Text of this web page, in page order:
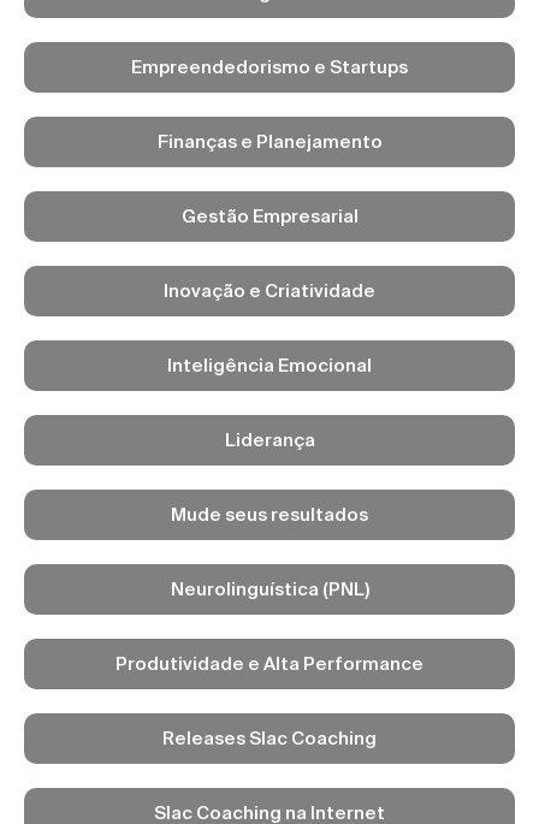
Empreendedorismo e Startups
Finanças e Planejamento
Gestão Empresarial
Inovação e Criatividade
Inteligência Emocional
Liderança
Mude seus resultados
Neurolinguística (PNL)
Produtividade e Alta Performance
Releases Slac Coaching
Slac Coaching na Internet